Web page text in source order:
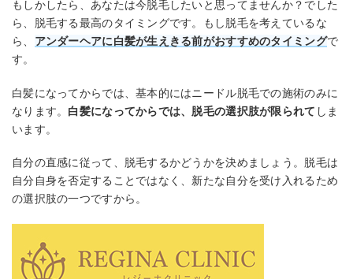
もしかしたら、あなたは今脱毛したいと思ってませんか？でした
ら、脱毛する最高のタイミングです。もし脱毛を考えているな
ら、 アンダーヘアに白髪が生えきる前がおすすめのタイミングで
す。
白髪になってからでは、基本的にはニードル脱毛での施術のみに
なります。 白髪になってからでは、脱毛の選択肢が限られて しま
います。
自分の直感に従って、脱毛するかどうかを決めましょう。脱毛は
自分自身を否定することではなく、新たな自分を受け入れるため
の選択肢の一つですから。